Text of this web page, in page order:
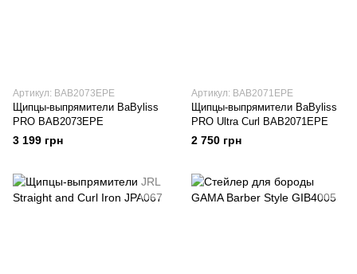
Артикул: BAB2073EPE
Щипцы-выпрямители BaByliss
PRO BAB2073EPE
3 199 грн
Артикул: BAB2071EPE
Щипцы-выпрямители BaByliss
PRO Ultra Curl BAB2071EPE
2 750 грн